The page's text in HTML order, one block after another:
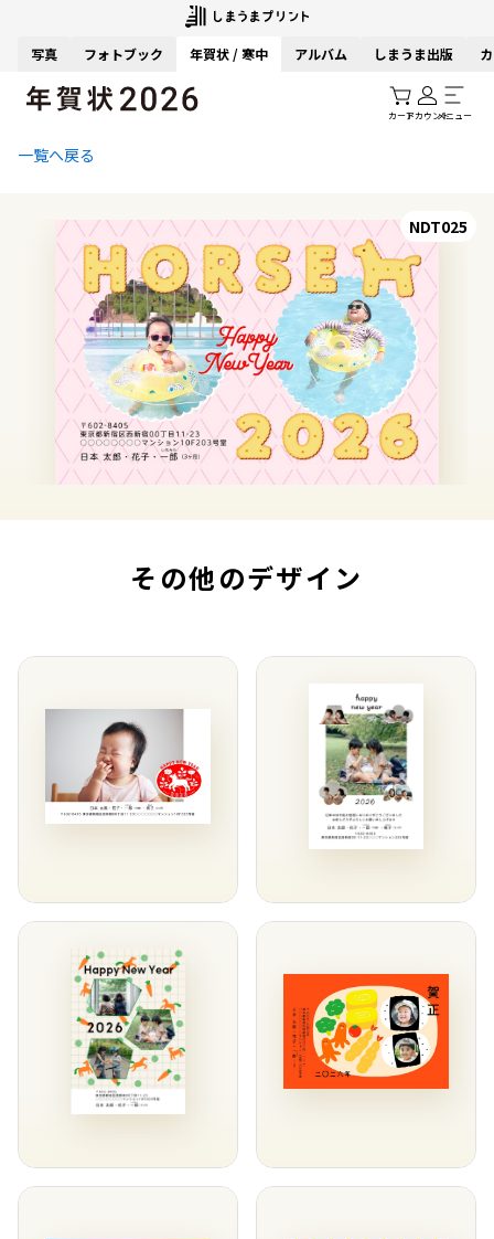
写真 フォトブック 年賀状 / 寒中 アルバム しまうま出版
カートアカウントメニュー
一覧へ戻る
NDT025
その他のデザイン